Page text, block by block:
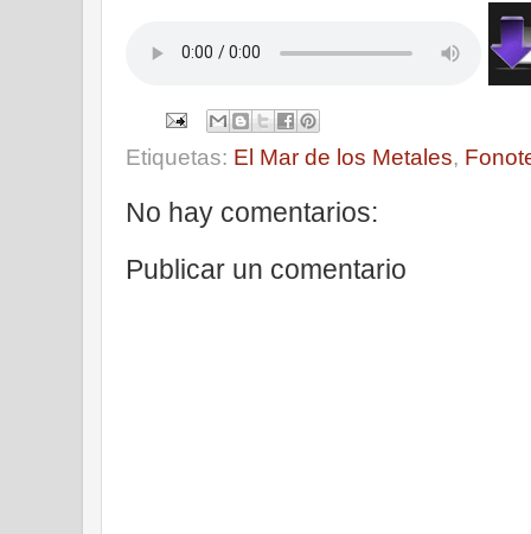
Etiquetas: El Mar de los Metales,
No hay comentarios:
Publicar un comentario